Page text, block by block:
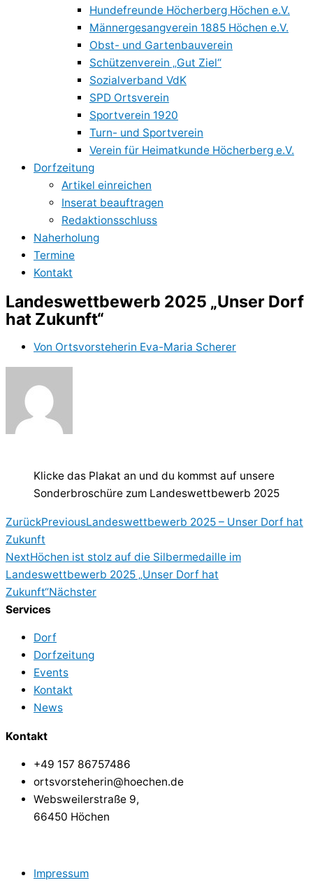
Hundefreunde Höcherberg Höchen e.V.
Männergesangverein 1885 Höchen e.V.
Obst- und Gartenbauverein
Schützenverein „Gut Ziel“
Sozialverband VdK
SPD Ortsverein
Sportverein 1920
Turn- und Sportverein
Verein für Heimatkunde Höcherberg e.V.
Dorfzeitung
Artikel einreichen
Inserat beauftragen
Redaktionsschluss
Naherholung
Termine
Kontakt
Landeswettbewerb 2025 „Unser Dorf
hat Zukunft“
Von Ortsvorsteherin Eva-Maria Scherer
Klicke das Plakat an und du kommst auf unsere
Sonderbroschüre zum Landeswettbewerb 2025
ZurückPreviousLandeswettbewerb 2025 – Unser Dorf hat
Zukunft
NextHöchen ist stolz auf die Silbermedaille im
Landeswettbewerb 2025 „Unser Dorf hat
Zukunft“Nächster
Services
Dorf
Dorfzeitung
Events
Kontakt
News
Kontakt
+49 157 86757486
ortsvorsteherin@hoechen.de
Websweilerstraße 9,
66450 Höchen
Impressum